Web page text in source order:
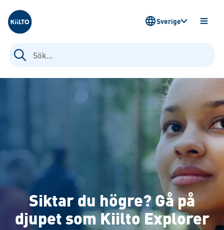
Kiilto Sweden
Sök
efter:
Sverige
Siktar du högre? Gå på
djupet som Kiilto Explorer